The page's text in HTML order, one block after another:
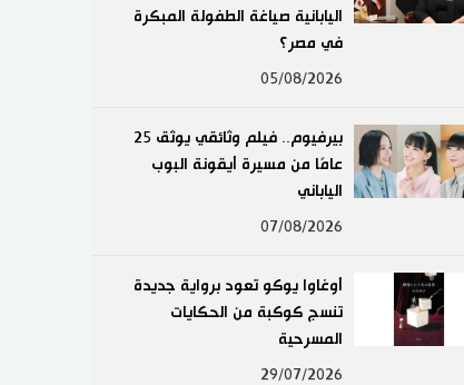
ثقافة
طوكيو
إعلان
اليابانية صياغة الطفولة المبكرة
في مصر؟
05/08/2026
بيرفيوم.. فيلم وثائقي يوثق 25
عامًا من مسيرة أيقونة البوب
الياباني
07/08/2026
أوغاوا يوكو تعود برواية جديدة
تنسج كوكبة من الحكايات
المسرحية
29/07/2026